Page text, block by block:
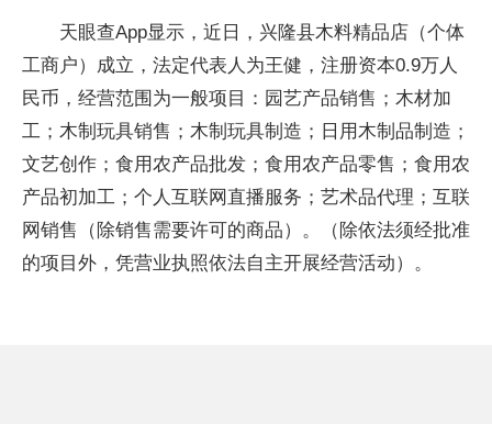
天眼查App显示，近日，兴隆县木料精品店（个体
工商户）成立，法定代表人为王健，注册资本0.9万人
民币，经营范围为一般项目：园艺产品销售；木材加
工；木制玩具销售；木制玩具制造；日用木制品制造；
文艺创作；食用农产品批发；食用农产品零售；食用农
产品初加工；个人互联网直播服务；艺术品代理；互联
网销售（除销售需要许可的商品）。（除依法须经批准
的项目外，凭营业执照依法自主开展经营活动）。